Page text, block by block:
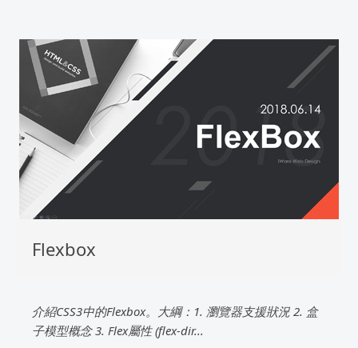
Flexbox
介紹CSS3中的Flexbox。大綱：1. 瀏覽器支援狀況 2. 盒
子模型概念 3. Flex屬性 (flex-dir...